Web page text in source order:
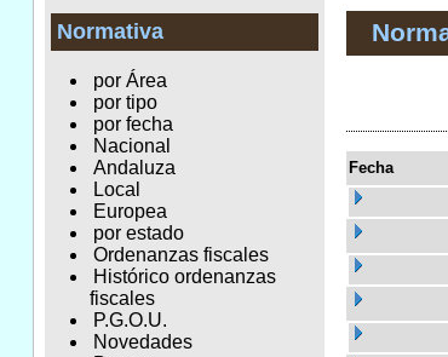
Normativa
por Área
por tipo
por fecha
Nacional
Andaluza
Local
Europea
por estado
Ordenanzas fiscales
Histórico ordenanzas
fiscales
P.G.O.U.
Novedades
Fecha